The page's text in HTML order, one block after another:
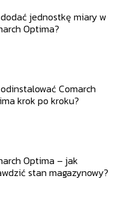
jednostkę miary w
Optima?
Comarch
krok po kroku?
Optima – jak
stan magazynowy?